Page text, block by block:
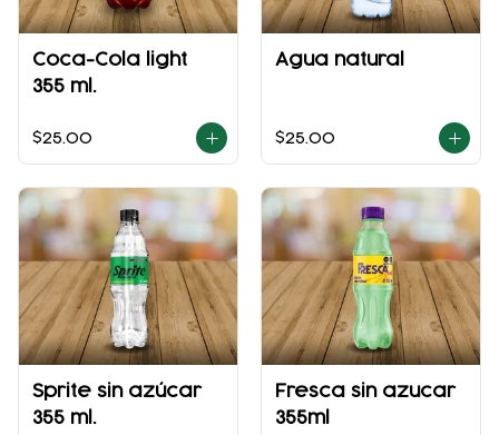
Coca-Cola light
355 ml.
$25.00
Agua natural
$25.00
Sprite sin azúcar
355 ml.
Fresca sin azucar
355ml